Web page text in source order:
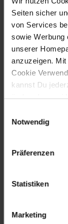
Seiten sicher
von Services
sowie Werbung
unserer
anzuzeigen.
Cookie
kannst Du
ändern bzw.
Notwendig
Präferenzen
Statistiken
Marketing
Gewählte
Farbe:
Größe: XS